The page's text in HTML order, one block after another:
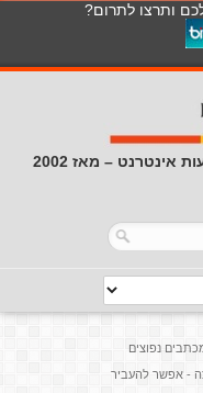
ותרצו לתרום?
– מאז 2002
נפוצים
- אפשר להעביר